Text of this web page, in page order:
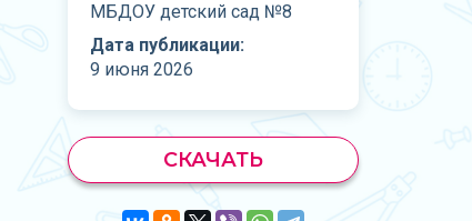
МБДОУ детский сад №8
Дата публикации:
9 июня 2026
СКАЧАТЬ